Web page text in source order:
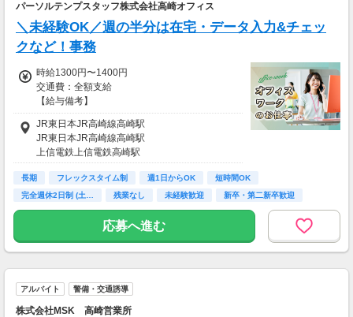
70歳以降では低負荷業務や季節により
相談の上短時間勤務をすることもあるため
給与が上記になる場合がございます。
＜月収例＞
月収28万1400円可能
（日給1万4,070円×月20日勤務）
パーソルテンプスタッフ株式会社高崎オフィス
＼未経験OK／週の半分は在宅・データ入力&チェッ
クなど！事務
時給1300円〜1400円
交通費：全額支給
【給与備考】
※上記は一例で、お仕事先により異なります。
※交通費一部支給あり。
お給料についても、
できるだけご希望に沿った
まずはお気軽にご相談くださいね。
JR東日本JR高崎線高崎駅
JR東日本JR高崎線高崎駅
上信電鉄上信電鉄高崎駅
長期 フレックスタイム制 週1日からOK
短時間OK
完全週休2日制 (土…
残業なし 未経験歓迎
新卒・第二新卒歓迎
主婦(夫)歓迎
応募へ進む
アルバイト 警備・交通誘導
株式会社MSK 高崎営業所